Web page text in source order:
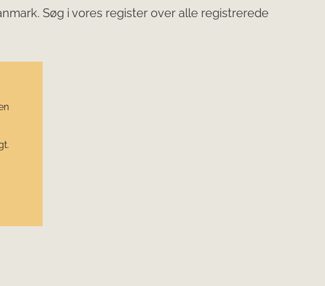
Søg i vores register over alle registrerede